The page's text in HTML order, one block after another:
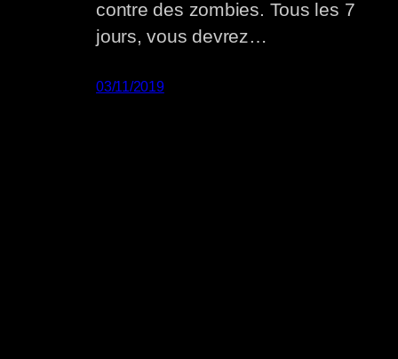
contre des zombies. Tous les 7
jours, vous devrez…
03/11/2019